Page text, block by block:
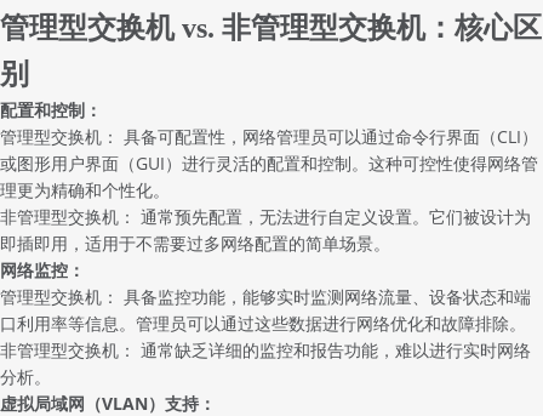
管理型交换机 vs. 非管理型交换机：核心区
别
配置和控制：
管理型交换机： 具备可配置性，网络管理员可以通过命令行界面（CLI）
或图形用户界面（GUI）进行灵活的配置和控制。这种可控性使得网络管
理更为精确和个性化。
非管理型交换机： 通常预先配置，无法进行自定义设置。它们被设计为
即插即用，适用于不需要过多网络配置的简单场景。
网络监控：
管理型交换机： 具备监控功能，能够实时监测网络流量、设备状态和端
口利用率等信息。管理员可以通过这些数据进行网络优化和故障排除。
非管理型交换机： 通常缺乏详细的监控和报告功能，难以进行实时网络
分析。
虚拟局域网（VLAN）支持：